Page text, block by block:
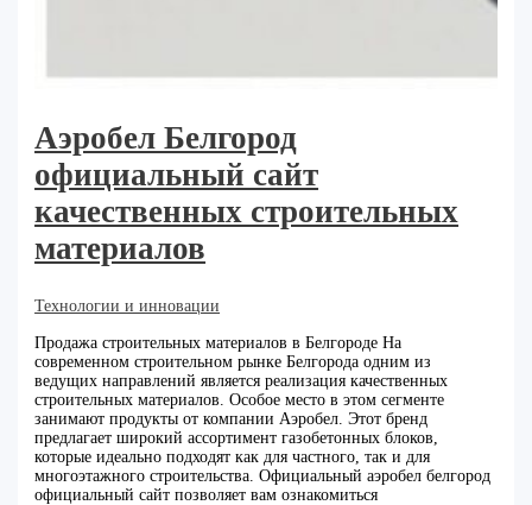
Аэробел Белгород
официальный сайт
качественных строительных
материалов
Технологии и инновации
Продажа строительных материалов в Белгороде На
современном строительном рынке Белгорода одним из
ведущих направлений является реализация качественных
строительных материалов. Особое место в этом сегменте
занимают продукты от компании Аэробел. Этот бренд
предлагает широкий ассортимент газобетонных блоков,
которые идеально подходят как для частного, так и для
многоэтажного строительства. Официальный аэробел белгород
официальный сайт позволяет вам ознакомиться